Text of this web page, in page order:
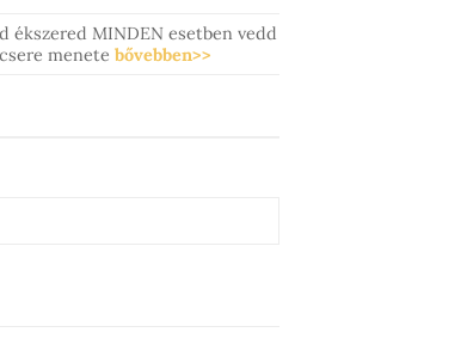
ékszered MINDEN esetben vedd
menete bővebben>>